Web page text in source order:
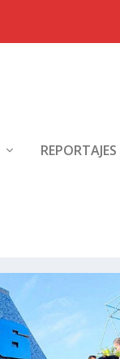
REPORTAJES